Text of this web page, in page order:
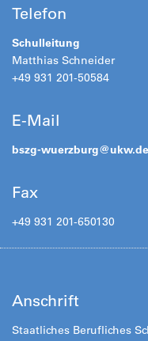
Telefon
Schulleitung
Matthias Schneider
+49 931 201-50584
E-Mail
bszg-wuerzburg@ukw.de
Fax
+49 931 201-650130
Anschrift
Staatliches Berufliches